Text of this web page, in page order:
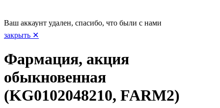
Ваш аккаунт удален, спасибо, что были с нами
закрыть ✕
Фармация, акция
обыкновенная
(KG0102048210, FARM2)